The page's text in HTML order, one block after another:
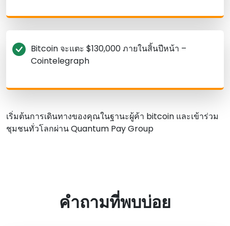
Bitcoin จะแตะ $130,000 ภายในสิ้นปีหน้า –
Cointelegraph
เริ่มต้นการเดินทางของคุณในฐานะผู้ค้า bitcoin และเข้าร่วม
ชุมชนทั่วโลกผ่าน Quantum Pay Group
คําถามที่พบบ่อย